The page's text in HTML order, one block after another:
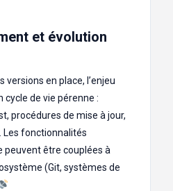
et évolution
versions en place, l’enjeu
cycle de vie pérenne :
procédures de mise à jour,
Les fonctionnalités
peuvent être couplées à
(Git, systèmes de